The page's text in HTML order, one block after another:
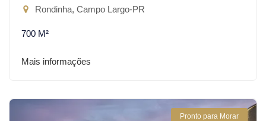
Rondinha, Campo Largo-PR
700 M²
Mais informações
Pronto para Morar